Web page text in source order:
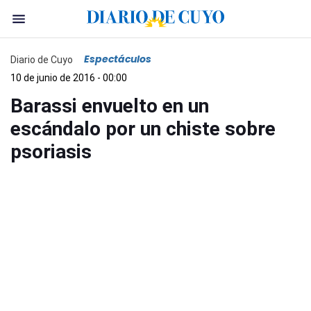
Diario de Cuyo Espectáculos
10 de junio de 2016 - 00:00
Barassi envuelto en un
escándalo por un chiste sobre
psoriasis